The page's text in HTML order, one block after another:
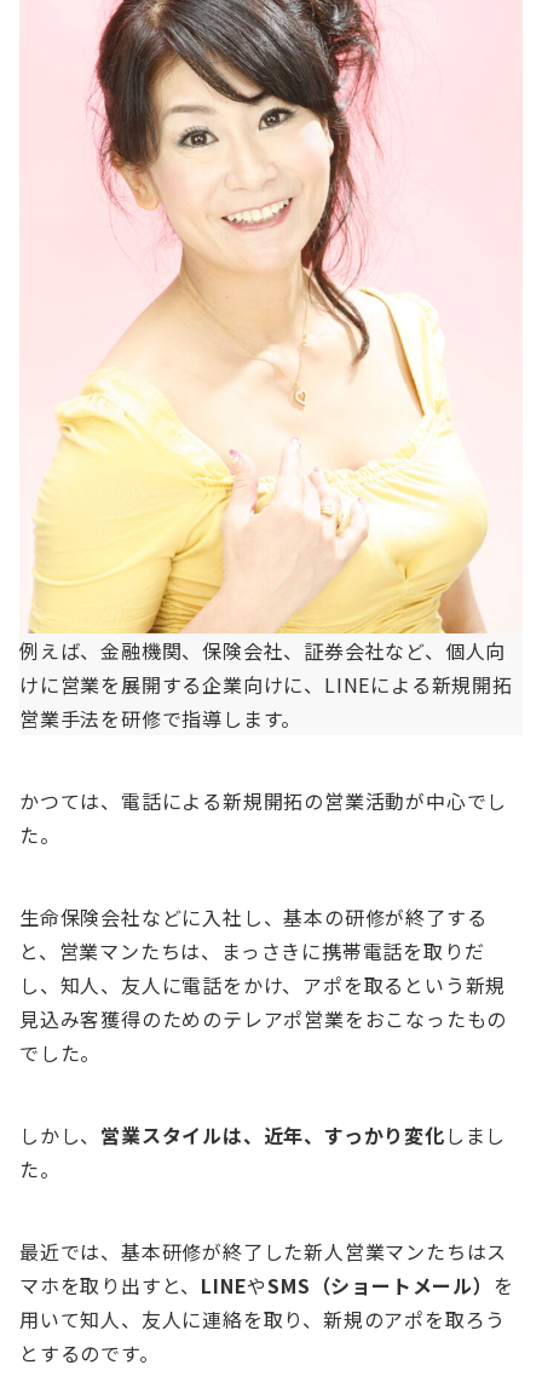
例えば、金融機関、保険会社、証券会社など、個人向
けに営業を展開する企業向けに、LINEによる新規開拓
営業手法を研修で指導します。
かつては、電話による新規開拓の営業活動が中心でし
た。
生命保険会社などに入社し、基本の研修が終了する
と、営業マンたちは、まっさきに携帯電話を取りだ
し、知人、友人に電話をかけ、アポを取るという新規
見込み客獲得のためのテレアポ営業をおこなったもの
でした。
しかし、 営業スタイルは、近年、すっかり変化しまし
た。
最近では、基本研修が終了した新人営業マンたちはス
マホを取り出すと、 LINEやSMS（ショートメール） を
用いて知人、友人に連絡を取り、新規のアポを取ろう
とするのです。